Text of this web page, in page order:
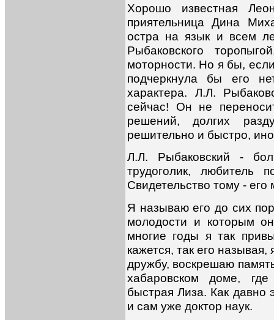
Хорошо известная
приятельница Дина
остра на язык и всем
Рыбаковского
моторности. Но я бы,
подчеркнула бы его
характера. Л.Л.
сейчас! Он не
решений, долгих
решительно и быстро,
Л.Л. Рыбаковский -
трудоголик, любитель
Свидетельство тому -
Я называю его до сих
молодости и которым
многие годы я так
кажется, так его
дружбу, воскрешаю
хабаровском доме,
быстрая Лиза. Как
и сам уже доктор наук.